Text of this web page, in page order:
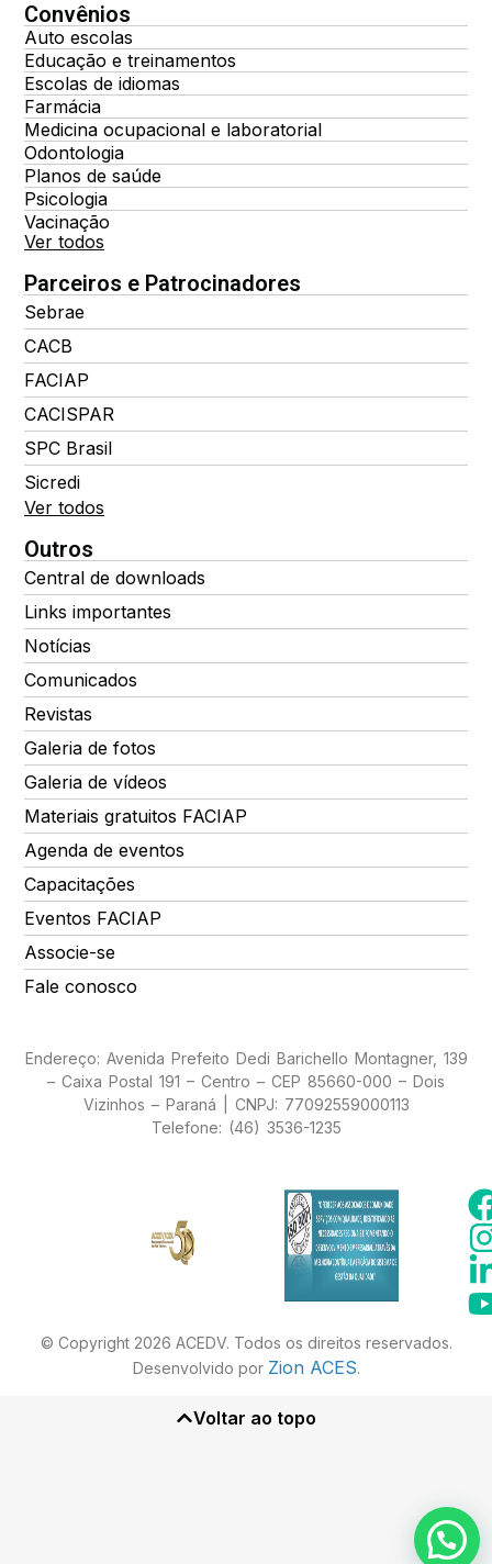
Convênios
Auto escolas
Educação e treinamentos
Escolas de idiomas
Farmácia
Medicina ocupacional e laboratorial
Odontologia
Planos de saúde
Psicologia
Vacinação
Ver todos
Parceiros e Patrocinadores
Sebrae
CACB
FACIAP
CACISPAR
SPC Brasil
Sicredi
Ver todos
Outros
Central de downloads
Links importantes
Notícias
Comunicados
Revistas
Galeria de fotos
Galeria de vídeos
Materiais gratuitos FACIAP
Agenda de eventos
Capacitações
Eventos FACIAP
Associe-se
Fale conosco
Endereço: Avenida Prefeito Dedi Barichello Montagner, 139
– Caixa Postal 191 – Centro – CEP 85660-000 – Dois
Vizinhos – Paraná | CNPJ: 77092559000113
Telefone: (46) 3536-1235
© Copyright 2026 ACEDV. Todos os direitos reservados.
Desenvolvido por Zion ACES.
Voltar ao topo